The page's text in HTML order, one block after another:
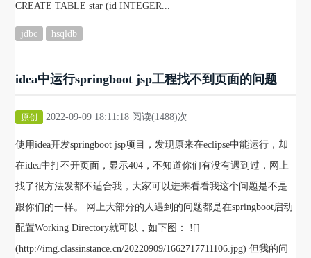
CREATE TABLE star (id INTEGER...
jdbc hsqldb
idea中运行springboot jsp工程找不到页面的问题
原创 2022-09-09 18:11:18 阅读(1488)次
使用idea开发springboot jsp项目，发现原来在eclipse中能运行，却
在idea中打不开页面，显示404，不知道你们有没有遇到过，网上
找了很方法发都不适合我，大家可以进来看看我这个问题是不是
跟你们的一样。 网上大部分的人遇到的问题都是在springboot启动
配置Working Directory就可以，如下图： ![]
(http://img.classinstance.cn/20220909/1662717711106.jpg) 但我的问